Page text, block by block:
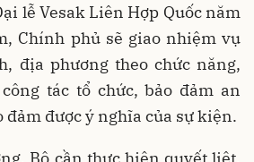
lễ Vesak Liên Hợp Quốc năm
Chính phủ sẽ giao nhiệm vụ
địa phương theo chức năng,
tác tổ chức, bảo đảm an
được ý nghĩa của sự kiện.
Bộ cần thực hiện quyết liệt,